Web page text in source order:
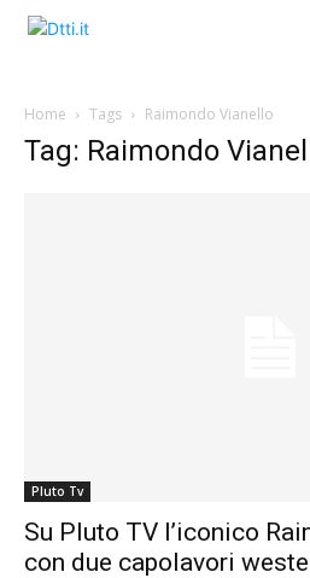
Home Tags Raimondo Vianello
Tag: Raimondo
Pluto Tv
Su Pluto TV l’iconico
con due capolavori